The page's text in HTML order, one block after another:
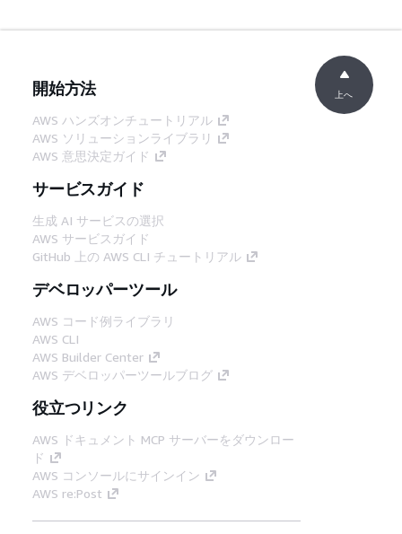
開始方法
AWS ハンズオンチュートリアル
AWS ソリューションライブラリ
AWS 意思決定ガイド
サービスガイド
生成 AI サービスの選択
AWS サービスガイド
GitHub 上の AWS CLI チュートリアル
デベロッパーツール
AWS コード例ライブラリ
AWS CLI
AWS Builder Center
AWS デベロッパーツールブログ
役立つリンク
AWS ドキュメント MCP サーバーをダウンロー
ド
AWS コンソールにサインイン
AWS re:Post
上へ